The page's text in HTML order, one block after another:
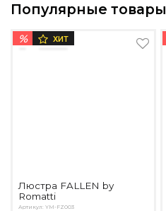
Популярные товары
% ХИТ
Люстра FALLEN by
Romatti
Артикул: YM-FZ003